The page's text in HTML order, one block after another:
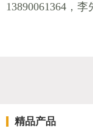
13890061364，李
精品产品